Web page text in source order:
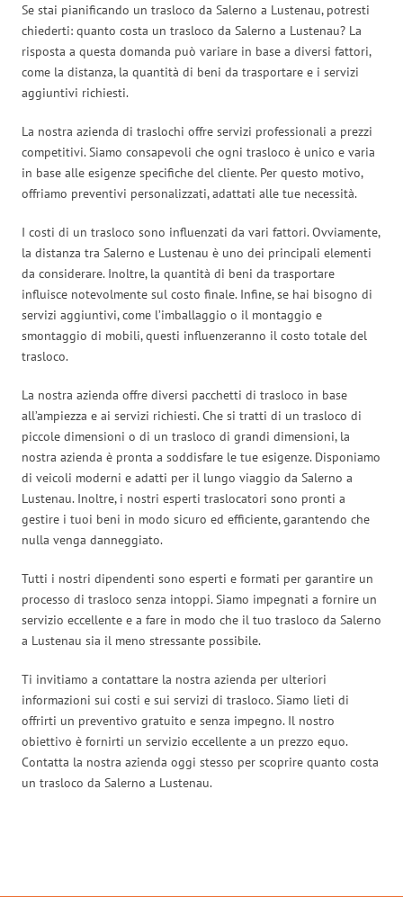
Se stai pianificando un trasloco da Salerno a Lustenau, potresti
chiederti: quanto costa un trasloco da Salerno a Lustenau? La
risposta a questa domanda può variare in base a diversi fattori,
come la distanza, la quantità di beni da trasportare e i servizi
aggiuntivi richiesti.
La nostra azienda di traslochi offre servizi professionali a prezzi
competitivi. Siamo consapevoli che ogni trasloco è unico e varia
in base alle esigenze specifiche del cliente. Per questo motivo,
offriamo preventivi personalizzati, adattati alle tue necessità.
I costi di un trasloco sono influenzati da vari fattori. Ovviamente,
la distanza tra Salerno e Lustenau è uno dei principali elementi
da considerare. Inoltre, la quantità di beni da trasportare
influisce notevolmente sul costo finale. Infine, se hai bisogno di
servizi aggiuntivi, come l’imballaggio o il montaggio e
smontaggio di mobili, questi influenzeranno il costo totale del
trasloco.
La nostra azienda offre diversi pacchetti di trasloco in base
all’ampiezza e ai servizi richiesti. Che si tratti di un trasloco di
piccole dimensioni o di un trasloco di grandi dimensioni, la
nostra azienda è pronta a soddisfare le tue esigenze. Disponiamo
di veicoli moderni e adatti per il lungo viaggio da Salerno a
Lustenau. Inoltre, i nostri esperti traslocatori sono pronti a
gestire i tuoi beni in modo sicuro ed efficiente, garantendo che
nulla venga danneggiato.
Tutti i nostri dipendenti sono esperti e formati per garantire un
processo di trasloco senza intoppi. Siamo impegnati a fornire un
servizio eccellente e a fare in modo che il tuo trasloco da Salerno
a Lustenau sia il meno stressante possibile.
Ti invitiamo a contattare la nostra azienda per ulteriori
informazioni sui costi e sui servizi di trasloco. Siamo lieti di
offrirti un preventivo gratuito e senza impegno. Il nostro
obiettivo è fornirti un servizio eccellente a un prezzo equo.
Contatta la nostra azienda oggi stesso per scoprire quanto costa
un trasloco da Salerno a Lustenau.